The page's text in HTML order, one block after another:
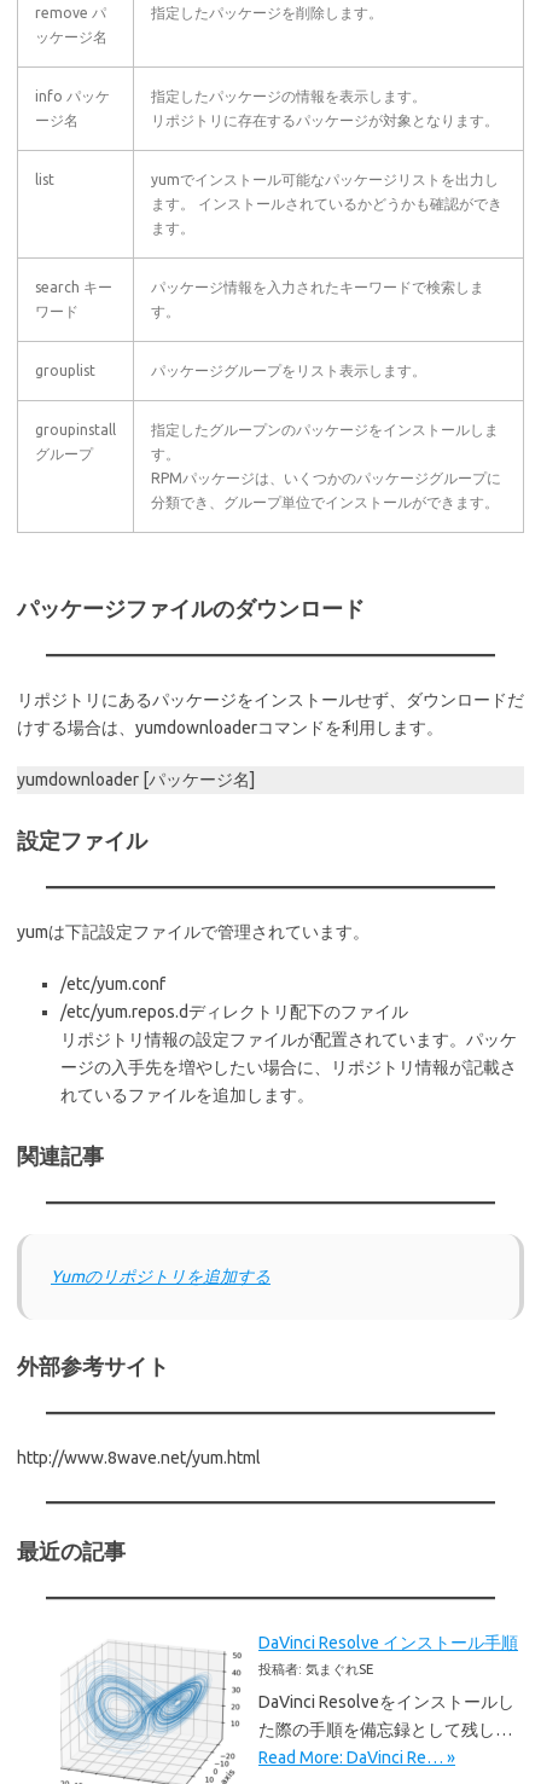
remove パ
ッケージ名
指定したパッケージを削除します。
info パッケ
ージ名
指定したパッケージの情報を表示します。
リポジトリに存在するパッケージが対象となります。
list
yumでインストール可能なパッケージリストを出力し
ます。 インストールされているかどうかも確認ができ
ます。
search キー
ワード
パッケージ情報を入力されたキーワードで検索しま
す。
grouplist パッケージグループをリスト表示します。
groupinstall
グループ
指定したグループンのパッケージをインストールしま
す。
RPMパッケージは、いくつかのパッケージグループに
分類でき、グループ単位でインストールができます。
パッケージファイルのダウンロード
リポジトリにあるパッケージをインストールせず、ダウンロードだ
けする場合は、yumdownloaderコマンドを利用します。
yumdownloader [パッケージ名]
設定ファイル
yumは下記設定ファイルで管理されています。
/etc/yum.conf
/etc/yum.repos.dディレクトリ配下のファイル
リポジトリ情報の設定ファイルが配置されています。パッケ
ージの入手先を増やしたい場合に、リポジトリ情報が記載さ
れているファイルを追加します。
関連記事
Yumのリポジトリを追加する
外部参考サイト
http://www.8wave.net/yum.html
最近の記事
DaVinci Resolve インストール手順
投稿者: 気まぐれSE
DaVinci Resolveをインストールし
た際の手順を備忘録として残し…
Read More: DaVinci Re… »